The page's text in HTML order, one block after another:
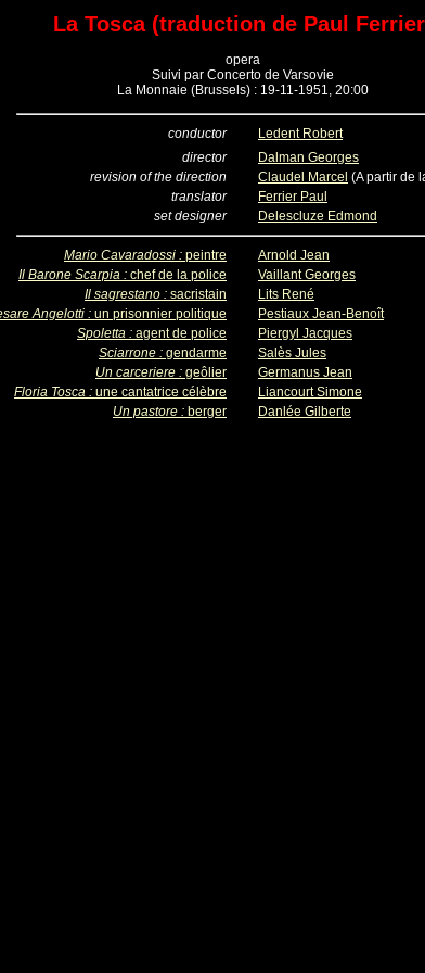
La Tosca (traduction de Paul
opera
Suivi par Concerto de Varsovie
La Monnaie (Brussels) : 19-11-1951, 20:00
conductor
Ledent Robert
director
Dalman Georges
revision of the direction
Claudel Marcel (A partir de
translator
Ferrier Paul
set designer
Delescluze Edmond
Mario Cavaradossi : peintre
Arnold Jean
Il Barone Scarpia : chef de la police
Vaillant Georges
Il sagrestano : sacristain
Lits René
Angelotti : un prisonnier politique
Pestiaux Jean-Benoît
Spoletta : agent de police
Piergyl Jacques
Sciarrone : gendarme
Salès Jules
Un carceriere : geôlier
Germanus Jean
Floria Tosca : une cantatrice célèbre
Liancourt Simone
Un pastore : berger Danlée Gilberte